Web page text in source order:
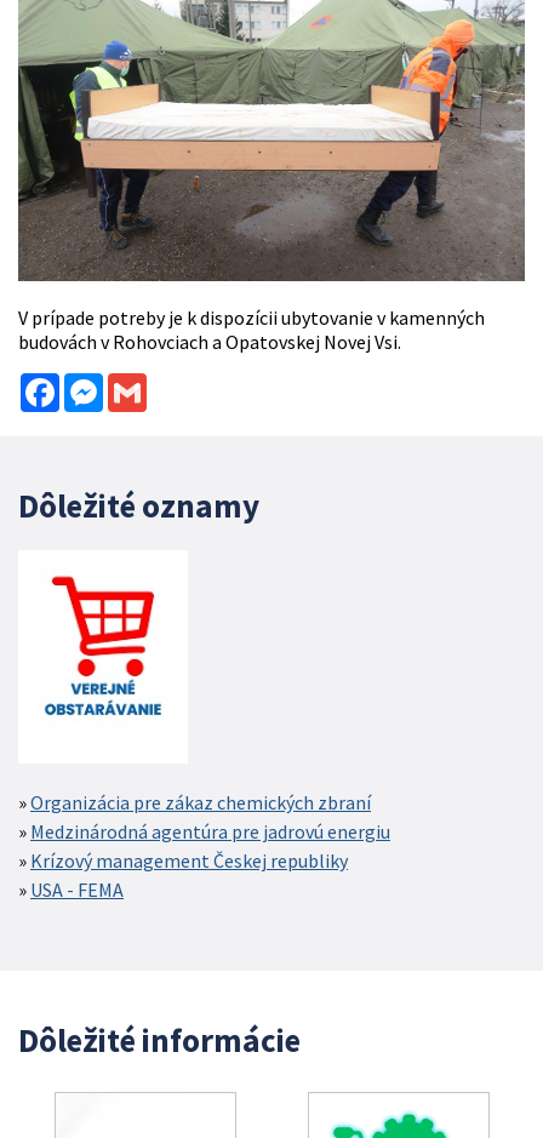
V prípade potreby je k dispozícii ubytovanie v kamenných
budovách v Rohovciach a Opatovskej Novej Vsi.
FacebookMessenger
Dôležité oznamy
Organizácia pre zákaz chemických zbraní
Medzinárodná agentúra pre jadrovú energiu
Krízový management Českej republiky
USA - FEMA
Dôležité informácie